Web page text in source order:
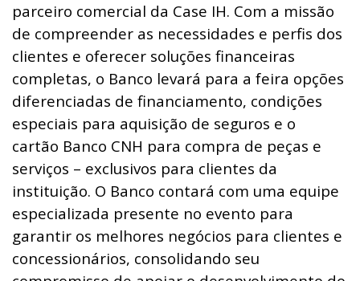
parceiro comercial da Case IH. Com a missão
de compreender as necessidades e perfis dos
clientes e oferecer soluções financeiras
completas, o Banco levará para a feira opções
diferenciadas de financiamento, condições
especiais para aquisição de seguros e o
cartão Banco CNH para compra de peças e
serviços – exclusivos para clientes da
instituição. O Banco contará com uma equipe
especializada presente no evento para
garantir os melhores negócios para clientes e
concessionários, consolidando seu